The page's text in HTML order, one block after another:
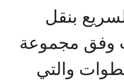
بنقل
وفق مجموعة
والتي